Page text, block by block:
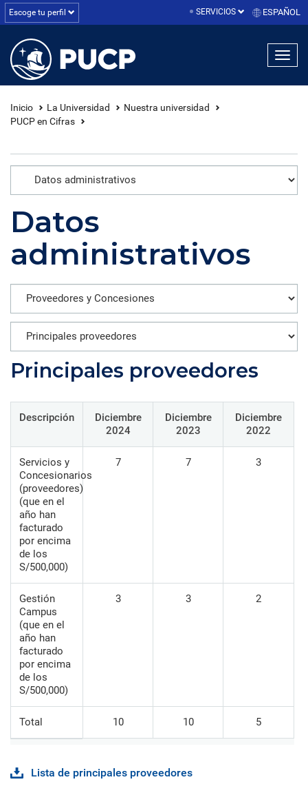
Escoge tu perfil SERVICIOS ESPAÑOL
Inicio La Universidad
Nuestra universidad
PUCP en Cifras
Datos
administrativos
Principales proveedores
Descripción
Diciembre
2024
Diciembre
2023
Diciembre
2022
Servicios y
Concesionarios
(proveedores)
(que en el
año han
facturado
por encima
de los
S/500,000)
7 7 3
Gestión
Campus
(que en el
año han
facturado
por encima
de los
S/500,000)
3 3 2
Total 10 10 5
Lista de principales proveedores